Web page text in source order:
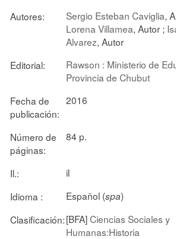
Autores: Sergio Esteban Caviglia,
Lorena Villamea, Autor ;
Alvarez, Autor
Editorial:
Rawson : Ministerio de
Provincia de Chubut
Fecha de
publicación:
2016
Número de
páginas:
84 p.
Il.:
il
Idioma :
Español (spa)
Clasificación:[BFA]Ciencias Sociales y
Humanas:Historia